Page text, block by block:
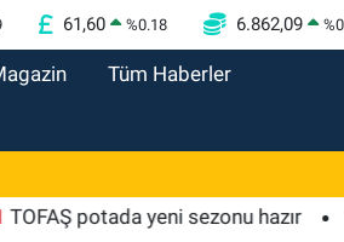
61,60 %0.18 6.862,09 %
Tüm Haberler
yeni sezonu hazır 18:36